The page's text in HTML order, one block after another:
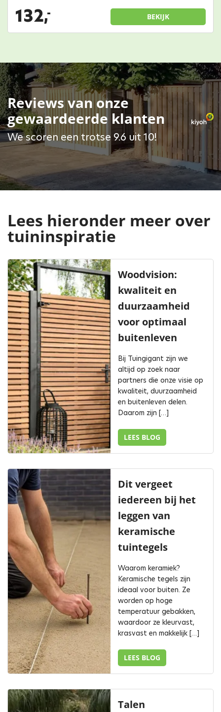
132,- BEKIJK
Reviews van onze
gewaardeerde klanten
We scoren een trotse 9.6 uit 10!
Lees hieronder meer over
tuininspiratie
Woodvision:
kwaliteit en
duurzaamheid
voor optimaal
buitenleven
Bij Tuingigant zijn we
altijd op zoek naar
partners die onze visie op
kwaliteit, duurzaamheid
en buitenleven delen.
Daarom zijn […]
LEES BLOG
Dit vergeet
iedereen bij het
leggen van
keramische
tuintegels
Waarom keramiek?
Keramische tegels zijn
ideaal voor buiten. Ze
worden op hoge
temperatuur gebakken,
waardoor ze kleurvast,
krasvast en makkelijk […]
LEES BLOG
Talen